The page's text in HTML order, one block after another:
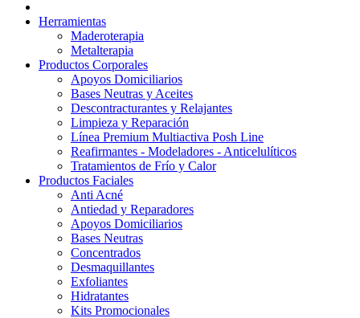
Herramientas
Maderoterapia
Metalterapia
Productos Corporales
Apoyos Domiciliarios
Bases Neutras y Aceites
Descontracturantes y Relajantes
Limpieza y Reparación
Línea Premium Multiactiva Posh Line
Reafirmantes - Modeladores - Anticelulíticos
Tratamientos de Frío y Calor
Productos Faciales
Anti Acné
Antiedad y Reparadores
Apoyos Domiciliarios
Bases Neutras
Concentrados
Desmaquillantes
Exfoliantes
Hidratantes
Kits Promocionales